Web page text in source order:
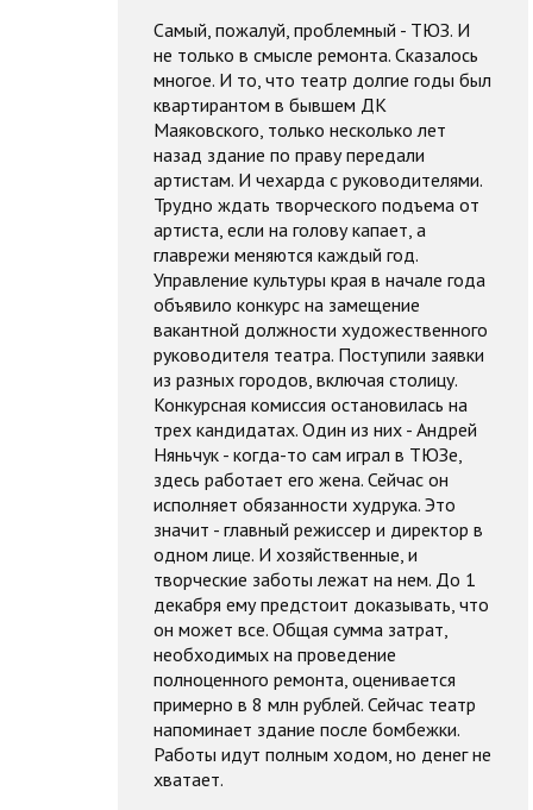
Самый, пожалуй, проблемный - ТЮЗ. И
не только в смысле ремонта. Сказалось
многое. И то, что театр долгие годы был
квартирантом в бывшем ДК
Маяковского, только несколько лет
назад здание по праву передали
артистам. И чехарда с руководителями.
Трудно ждать творческого подъема от
артиста, если на голову капает, а
главрежи меняются каждый год.
Управление культуры края в начале года
объявило конкурс на замещение
вакантной должности художественного
руководителя театра. Поступили заявки
из разных городов, включая столицу.
Конкурсная комиссия остановилась на
трех кандидатах. Один из них - Андрей
Няньчук - когда-то сам играл в ТЮЗе,
здесь работает его жена. Сейчас он
исполняет обязанности худрука. Это
значит - главный режиссер и директор в
одном лице. И хозяйственные, и
творческие заботы лежат на нем. До 1
декабря ему предстоит доказывать, что
он может все. Общая сумма затрат,
необходимых на проведение
полноценного ремонта, оценивается
примерно в 8 млн рублей. Сейчас театр
напоминает здание после бомбежки.
Работы идут полным ходом, но денег не
хватает.